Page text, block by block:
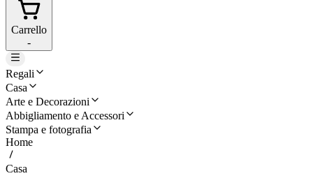
Carrello
-
Regali
Casa
Arte e Decorazioni
Abbigliamento e Accessori
Stampa e fotografia
Home
Casa